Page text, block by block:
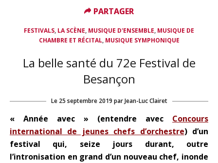
FESTIVALS, LA SCÈNE, MUSIQUE D'ENSEMBLE, MUSIQUE DE
CHAMBRE ET RÉCITAL, MUSIQUE SYMPHONIQUE
La belle santé du 72e Festival de
Besançon
Le 25 septembre 2019 par Jean-Luc Clairet
« Année avec » (entendre avec Concours
international de jeunes chefs d’orchestre) d’un
festival qui, seize jours durant, outre
l’intronisation en grand d’un nouveau chef, inonde
PARTAGER
PARTAGER